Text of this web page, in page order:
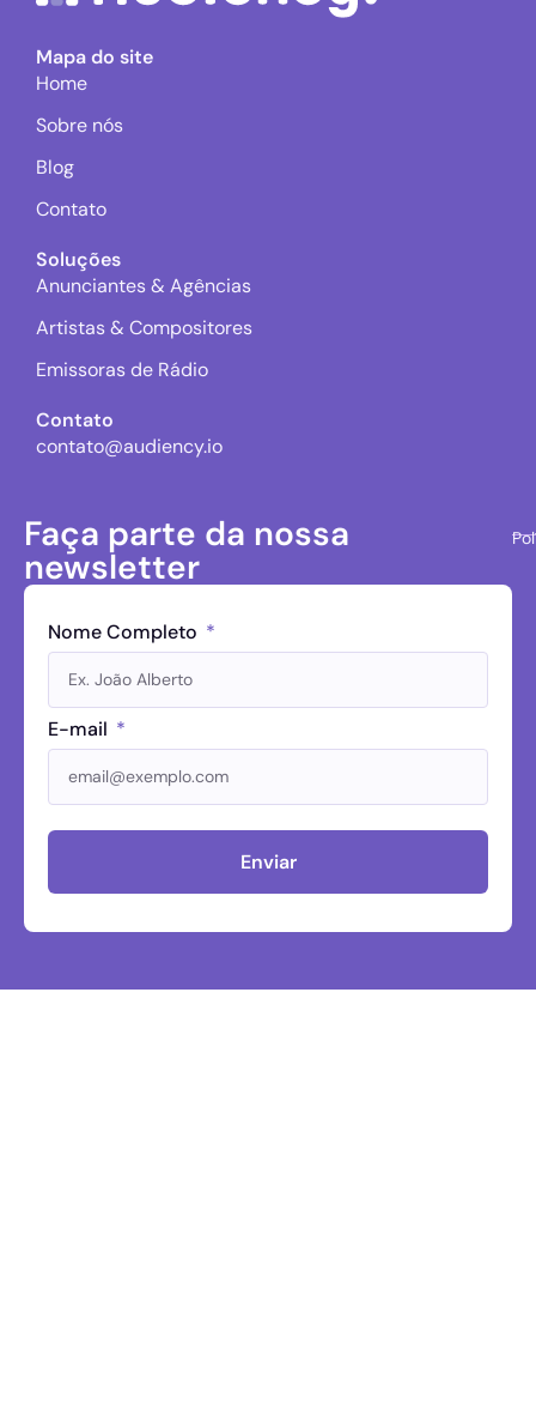
Mapa do site
Home
Sobre nós
Blog
Contato
Soluções
Anunciantes & Agências
Artistas & Compositores
Emissoras de Rádio
Contato
contato@audiency.io
Faça parte da nossa
newsletter
Nome Completo
E-mail
Enviar